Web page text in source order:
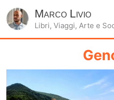
Marco Livio
Libri, Viaggi, Arte e